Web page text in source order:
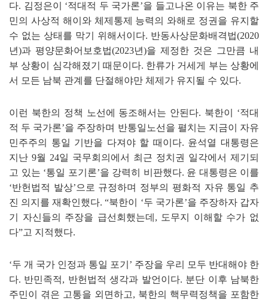
다. 김정은이 ‘적대적 두 국가론’을 들고나온 이유는 북한 주
민의 사상적 해이와 체제통제 능력의 와해로 정권을 유지할
수 없는 상태를 막기 위해서이다. 반동사상문화배격법(2020
년)과 평양문화어보호법(2023년)을 제정한 것은 그만큼 내
부 상황이 심각해졌기 때문이다. 한류가 거세게 부는 상황에
서 모든 남북 관계를 단절해야만 체제가 유지될 수 있다.
이런 북한의 정책 노선에 동조해서는 안된다. 북한이 ‘적대
적 두 국가론’을 주장하며 반통일노선을 펼치는 지금이 자유
민주주의 통일 기반을 다져야 할 때이다. 윤석열 대통령은
지난 9월 24일 국무회의에서 최근 정치권 일각에서 제기되
고 있는 ‘통일 포기론’을 강력히 비판했다. 윤 대통령은 이를
‘반헌법적 발상’으로 규정하며 정부의 평화적 자유 통일 추
진 의지를 재확인했다. “북한이 ‘두 국가론’을 주장하자 갑자
기 자신들의 주장을 급선회했는데 , 도무지 이해할 수가 없
다”고 지적했다.
‘두 개 국가 인정과 통일 포기 ’ 주장을 우리 모두 반대해야 한
다. 반민족적, 반헌법적 생각과 발언이다. 분단 이후 남북한
주민이 겪은 고통을 외면하고, 북한의 핵무력정책을 포함한